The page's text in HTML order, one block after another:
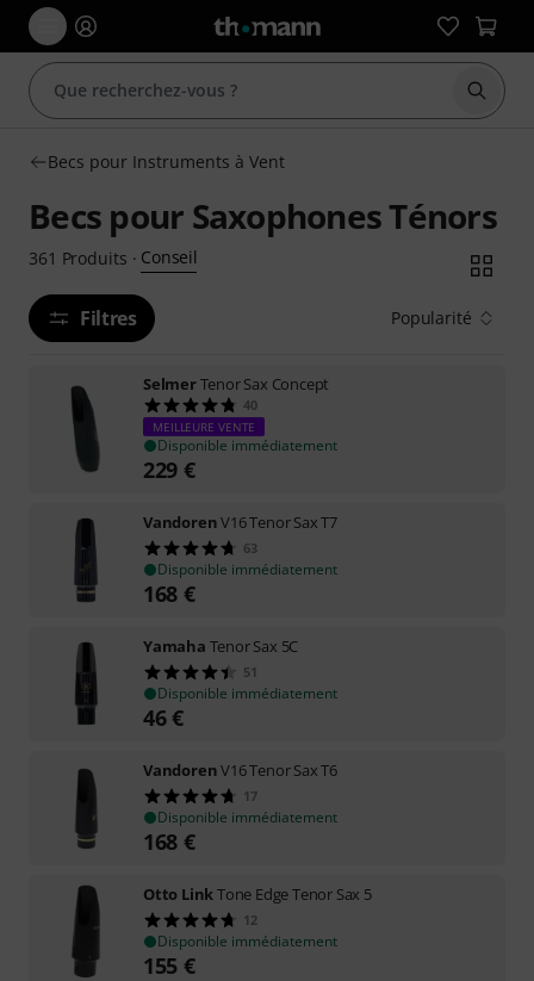
Becs pour Instruments à Vent
Becs pour Saxophones Ténors
361 Produits · Conseil
Filtres Popularité
SelmerTenor Sax Concept
40
MEILLEURE VENTE
Disponible immédiatement
229 €
VandorenV16 Tenor Sax T7
63
Disponible immédiatement
168 €
Yamaha Tenor Sax 5C
51
Disponible immédiatement
46€
VandorenV16 Tenor Sax T6
17
Disponible immédiatement
168 €
Otto LinkTone Edge Tenor Sax 5
12
Disponible immédiatement
155 €